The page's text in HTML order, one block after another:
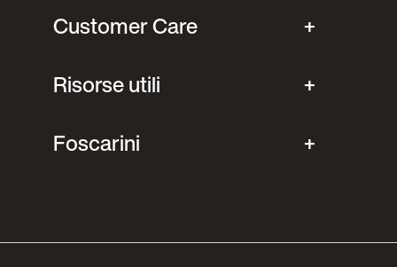
Customer Care
Risorse utili
Foscarini